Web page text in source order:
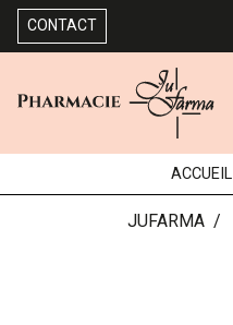
CONTACT
ACCUEIL
JUFARMA